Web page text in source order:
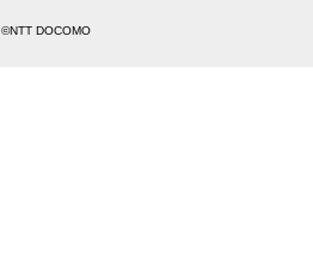
©NTT DOCOMO